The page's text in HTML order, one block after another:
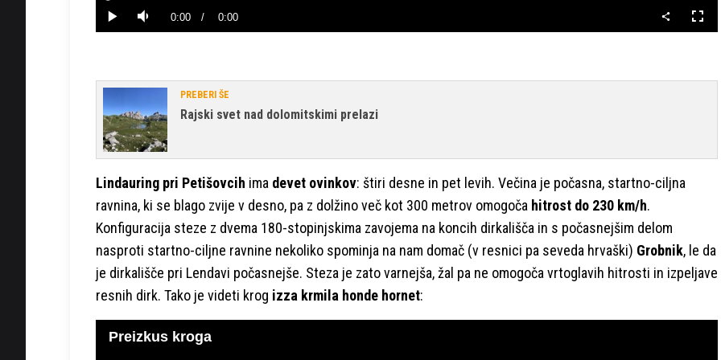
PredvajajTiho Current
0:00 / Duration
0:00
0%
način
PREBERI ŠE
Rajski svet nad dolomitskimi prelazi
Lindauring pri Petišovcih ima devet ovinkov: štiri desne in pet levih. Večina je počasna, startno-ciljna
ravnina, ki se blago zvije v desno, pa z dolžino več kot 300 metrov omogoča hitrost do 230 km/h.
Konfiguracija steze z dvema 180-stopinjskima zavojema na koncih dirkališča in s počasnejšim delom
nasproti startno-ciljne ravnine nekoliko spominja na nam domač (v resnici pa seveda hrvaški) Grobnik, le da
je dirkališče pri Lendavi počasnejše. Steza je zato varnejša, žal pa ne omogoča vrtoglavih hitrosti in izpeljave
resnih dirk. Tako je videti krog izza krmila honde hornet:
Preizkus kroga